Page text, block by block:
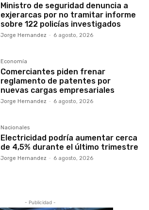
Ministro de seguridad denuncia a
exjerarcas por no tramitar informe
sobre 122 policías investigados
Jorge Hernandez - 6 agosto, 2026
Economía
Comerciantes piden frenar
reglamento de patentes por
nuevas cargas empresariales
Jorge Hernandez - 6 agosto, 2026
Nacionales
Electricidad podría aumentar cerca
de 4,5% durante el último trimestre
Jorge Hernandez - 6 agosto, 2026
- Publicidad -